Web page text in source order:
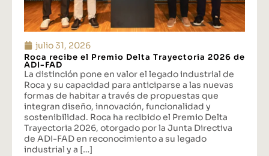
julio 31, 2026
Roca recibe el Premio Delta Trayectoria 2026 de
ADI-FAD
La distinción pone en valor el legado industrial de
Roca y su capacidad para anticiparse a las nuevas
formas de habitar a través de propuestas que
integran diseño, innovación, funcionalidad y
sostenibilidad. Roca ha recibido el Premio Delta
Trayectoria 2026, otorgado por la Junta Directiva
de ADI-FAD en reconocimiento a su legado
industrial y a […]